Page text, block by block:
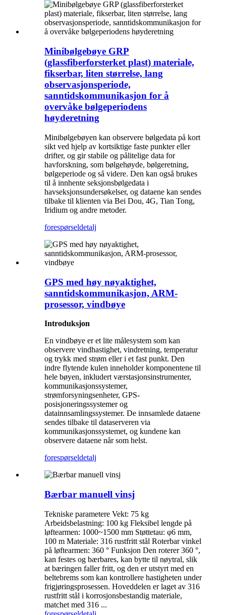
Minibølgebøye GRP
(glassfiberforsterket plast) materiale,
fikserbar, liten størrelse, lang
observasjonsperiode,
sanntidskommunikasjon for å
overvåke bølgeperiodens
høyderetning
Minibølgebøyen kan observere bølgedata på kort
sikt ved hjelp av kortsiktige faste punkter eller
drifter, og gir stabile og pålitelige data for
havforskning, som bølgehøyde, bølgeretning,
bølgeperiode og så videre. Den kan også brukes
til å innhente seksjonsbølgedata i
havseksjonsundersøkelser, og dataene kan sendes
tilbake til klienten via Bei Dou, 4G, Tian Tong,
Iridium og andre metoder.
forespørseldetalj
GPS med høy nøyaktighet,
sanntidskommunikasjon, ARM-
prosessor, vindbøye
Introduksjon
En vindbøye er et lite målesystem som kan
observere vindhastighet, vindretning, temperatur
og trykk med strøm eller i et fast punkt. Den
indre flytende kulen inneholder komponentene til
hele bøyen, inkludert værstasjonsinstrumenter,
kommunikasjonssystemer,
strømforsyningsenheter, GPS-
posisjoneringssystemer og
datainnsamlingssystemer. De innsamlede dataene
sendes tilbake til dataserveren via
kommunikasjonssystemet, og kundene kan
observere dataene når som helst.
forespørseldetalj
Bærbar manuell vinsj
Tekniske parametere Vekt: 75 kg
Arbeidsbelastning: 100 kg Fleksibel lengde på
løftearmen: 1000~1500 mm Støttetau: φ6 mm,
100 m Materiale: 316 rustfritt stål Roterbar vinkel
på løftearmen: 360 ° Funksjon Den roterer 360 °,
kan festes og bærbares, kan bytte til nøytral, slik
at bæringen faller fritt, og den er utstyrt med en
beltebrems som kan kontrollere hastigheten under
frigjøringsprosessen. Hoveddelen er laget av 316
rustfritt stål i korrosjonsbestandig materiale,
matchet med 316 ...